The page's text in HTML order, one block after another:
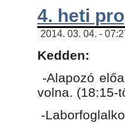
4. heti
2014. 03. 04. -
Kedden:
-Alapozó
volna. (18:15-
-